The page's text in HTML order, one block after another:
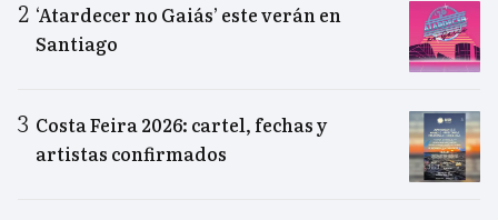
‘Atardecer no Gaiás’ este verán en
Santiago
Costa Feira 2026: cartel, fechas y
artistas confirmados